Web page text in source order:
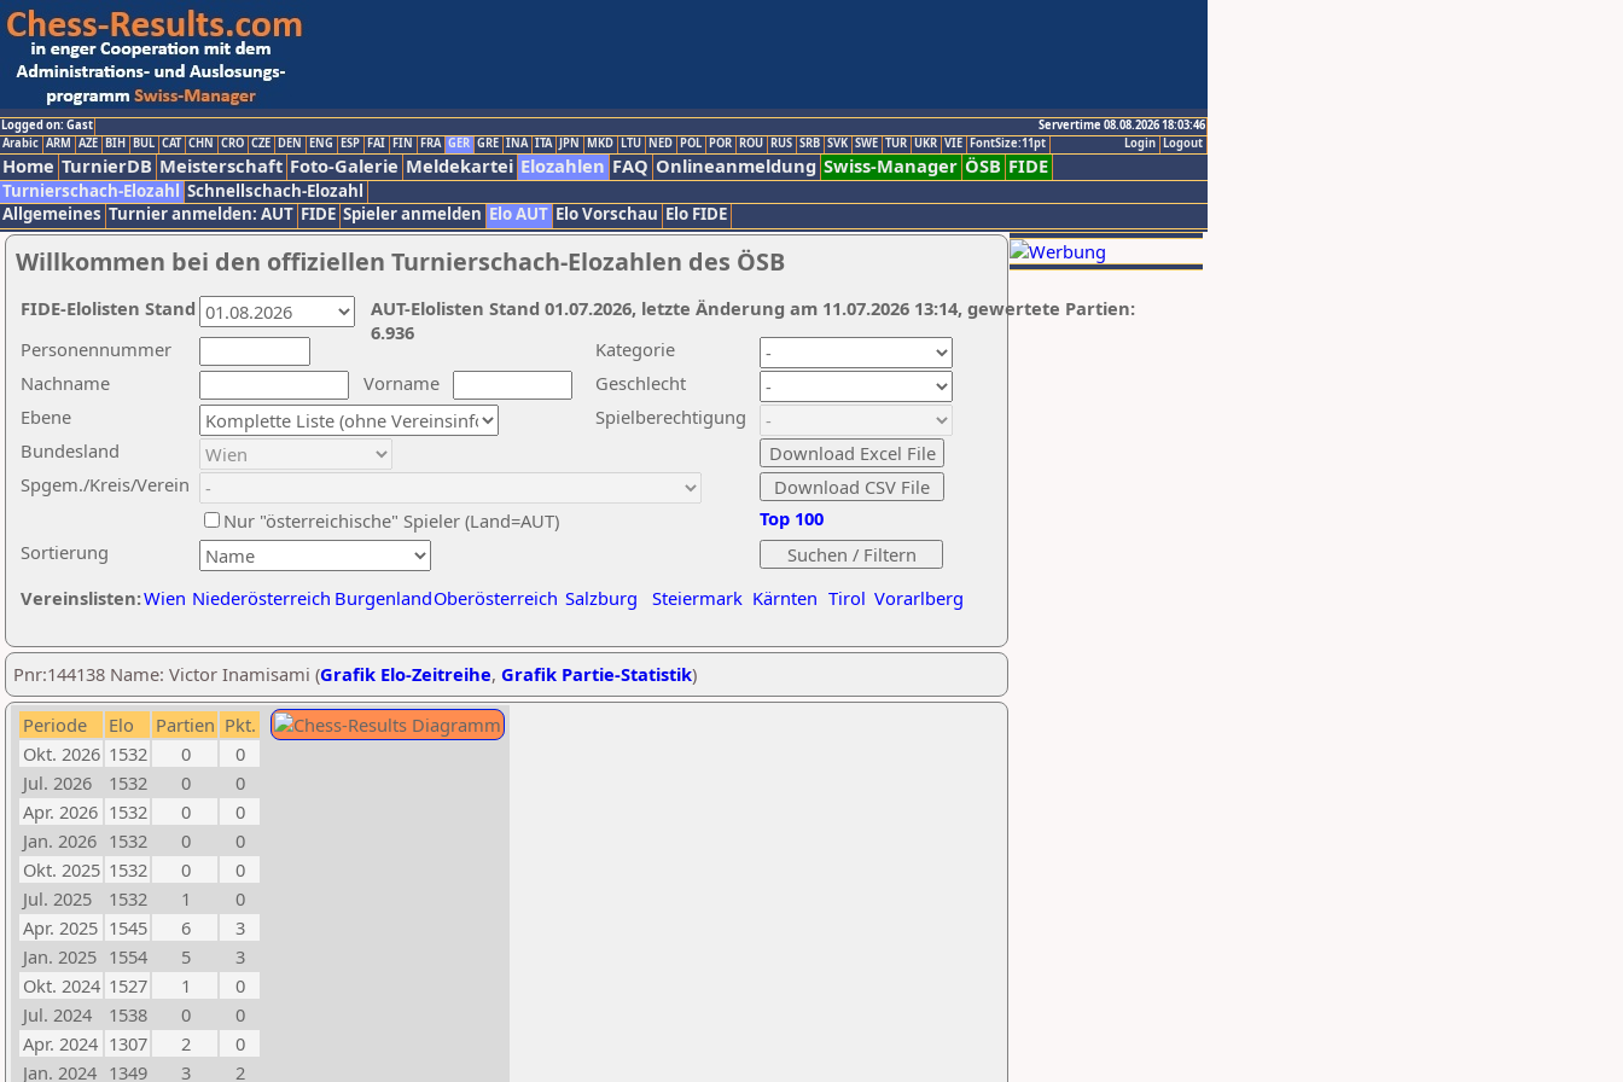
Logged on: Gast
Servertime 08.08.2026 18:03:46
Logout
Login
Arabic ARM AZE BIH BUL CAT CHN CRO CZE DEN ENG ESP FAI FIN FRA GER GRE INA ITA JPN MKD LTU NED POL POR ROU RUS SRB SVK SWE TUR UKR VIE FontSize:11pt
Home TurnierDB Meisterschaft Foto-Galerie Meldekartei Elozahlen FAQ Onlineanmeldung Swiss-Manager ÖSB FIDE
Turnierschach-Elozahl Schnellschach-Elozahl
Allgemeines Turnier anmelden: AUT FIDE Spieler anmelden Elo AUT Elo Vorschau Elo FIDE
Willkommen bei den offiziellen Turnierschach-Elozahlen des ÖSB
Nachname
Vorname
Ebene
Kategorie
Sortierung
Personennummer
Bundesland
Spgem./Kreis/Verein
Geschlecht
Nur "österreichische" Spieler (Land=AUT)
Spielberechtigung
Vereinslisten:Wien Niederösterreich BurgenlandOberösterreich Salzburg Steiermark Kärnten Tirol Vorarlberg
Top 100
AUT-Elolisten Stand 01.07.2026, letzte Änderung am 11.07.2026 13:14, gewertete Partien:
6.936
FIDE-Elolisten Stand
Pnr:144138 Name: Victor Inamisami (Grafik Elo-Zeitreihe, Grafik Partie-Statistik)
Periode Elo Partien Pkt.
Okt. 2026 1532 0
0
Jul. 2026
1532 0
0
Apr. 2026 1532 0
0
Jan. 2026 1532 0
0
Okt. 2025 1532 0
0
Jul. 2025
1532 1
0
Apr. 2025 1545 6
3
Jan. 2025 1554 5
3
Okt. 2024 1527 1
0
Jul. 2024
1538 0
0
Apr. 2024 1307 2
0
Jan. 2024 1349 3 2